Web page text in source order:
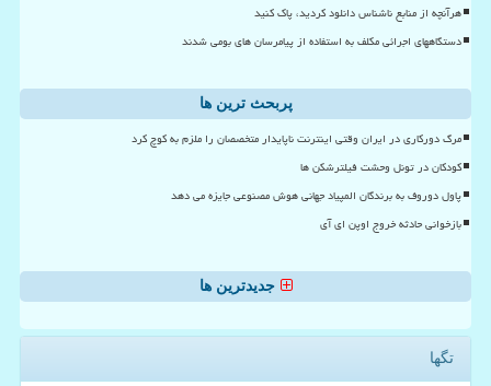
هرآنچه از منابع ناشناس دانلود کردید، پاک کنید
دستگاههای اجرائی مکلف به استفاده از پیامرسان های بومی شدند
پربحث ترین ها
مرگ دورکاری در ایران وقتی اینترنت ناپایدار متخصصان را ملزم به کوچ کرد
کودکان در تونل وحشت فیلترشکن ها
پاول دوروف به برندگان المپیاد جهانی هوش مصنوعی جایزه می دهد
بازخوانی حادثه خروج اوپن ای آی
جدیدترین ها
تگها